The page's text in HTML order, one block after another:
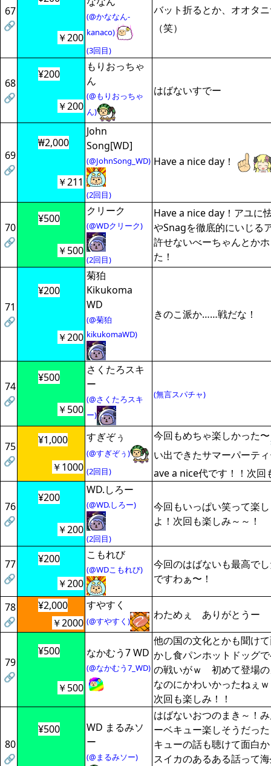
67
🔗
(@かななん-
kanaco)
(3回目)
バット折るとか、オオタ
（笑）
￥200
68
🔗
¥200
もりおっちゃ
ん
(@もりおっちゃ
ん)
はばないすでー
￥200
69
🔗
₩2,000
John
Song[WD]
(@JohnSong_WD)
(2回目)
Have a nice day！
￥211
70
🔗
¥500
クリーク
(@WDクリーク)
(2回目)
Have a nice day！アユに
やSnagを徹底的にいじる
許せないべーちゃんとか
た！
￥500
71
🔗
¥200
菊狛
Kikukoma
WD
(@菊狛
kikukomaWD)
きのこ派か……戦だな！
￥200
74
🔗
¥500
さくたろスキ
ー
(@さくたろスキ
ー)
(無言スパチャ)
￥500
75
🔗
¥1,000 すぎぞぅ
(@すぎぞぅ)
(2回目)
今回もめちゃ楽しかった〜
い出できたサマーパーテ
ave a nice代です！！次回
￥1000
76
🔗
¥200
WD.しろー
(@WD.しろー)
(2回目)
今回もいっぱい笑って楽
よ！次回も楽しみ～～！
￥200
77
🔗
¥200 こもれび
(@WDこもれび)
今回のはばないも最高で
ですわぁ〜！
￥200
78
🔗
¥2,000 すやすく
(@すやすく)
わためぇ ありがとうー
￥2000
79
🔗
¥500 なかむう7 WD
(@なかむう7_WD)
他の国の文化とかも聞け
かし食パンホットドッグ
の戦いがｗ 初めて登場の
なのにかわいかったねぇ
次回も楽しみ！！
￥500
80
🔗
¥500
WD まるみソ
ー
(@まるみソー)
はばないおつのまき～！
ーベキュー楽しそうだっ
キューの話も聴けて面白
スイカのあるある話って